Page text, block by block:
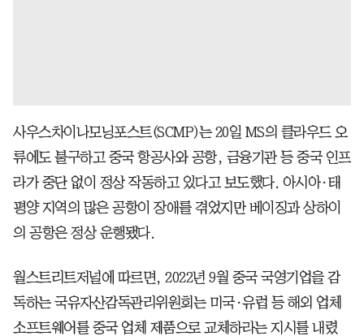
사우스차이나모닝포스트(SCMP)는 20일 MS의 클라우드 오
류에도 불구하고 중국 항공사와 공항, 금융기관 등 중국 인프
라가 중단 없이 정상 작동하고 있다고 보도했다. 아시아·태
평양 지역의 많은 공항이 장애를 겪었지만 베이징과 상하이
의 공항은 정상 운행됐다.
월스트리트저널에 따르면, 2022년 9월 중국 국영기업을 감
독하는 국유자산감독관리위원회는 미국·유럽 등 해외 업체
소프트웨어를 중국 업체 제품으로 교체하라는 지시를 내렸